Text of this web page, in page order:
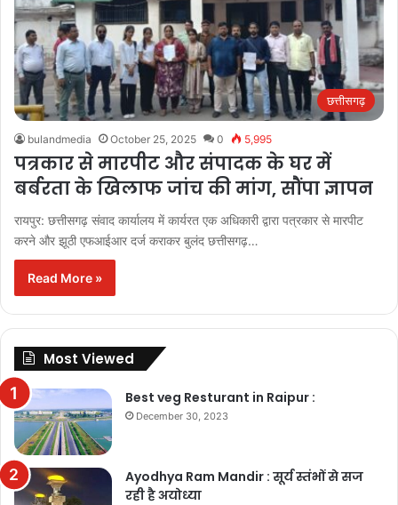
छत्तीसगढ़
bulandmedia October 25, 2025 0 5,995
पत्रकार से मारपीट और संपादक के घर में
बर्बरता के खिलाफ जांच की मांग, सौंपा ज्ञापन
रायपुर: छत्तीसगढ़ संवाद कार्यालय में कार्यरत एक अधिकारी द्वारा पत्रकार से मारपीट
करने और झूठी एफआईआर दर्ज कराकर बुलंद छत्तीसगढ़…
Read More »
Most Viewed
Best veg Resturant in Raipur :
December 30, 2023
Ayodhya Ram Mandir : सूर्य स्तंभों से सज
रही है अयोध्या